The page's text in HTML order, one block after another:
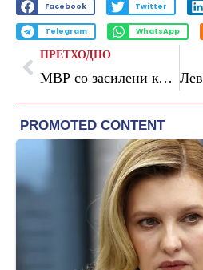
Facebook Twitter
Telegram WhatsApp
ПРЕТХОДНО
МВР со засилени контроли на мотоциклисти, мопеди и е-тротинети во рамки на европската акција на ROADPOL